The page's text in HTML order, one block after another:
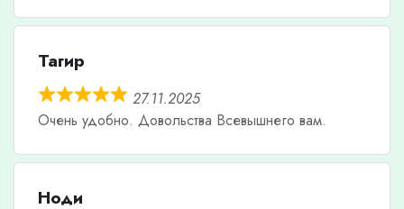
Тагир
27.11.2025
Очень удобно. Довольства Всевышнего вам.
Ноди